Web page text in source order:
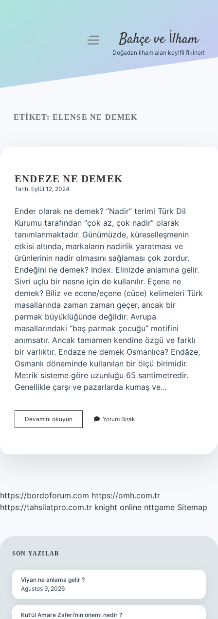
Yasal Uyarı
menüyü
Bahçe ve İlham
Doğadan ilham alan keyifli fikirler!
ETIKET: ELENSE NE DEMEK
ENDEZE NE DEMEK
Tarih: Eylül 12, 2024
Ender olarak ne demek? “Nadir” terimi Türk Dil
Kurumu tarafından “çok az, çok nadir” olarak
tanımlanmaktadır. Günümüzde, küreselleşmenin
etkisi altında, markaların nadirlik yaratması ve
ürünlerinin nadir olmasını sağlaması çok zordur.
Endeğini ne demek? Index: Elinizde anlamına gelir.
Sivri uçlu bir nesne için de kullanılır. Eçene ne
demek? Biliz ve ecene/eçene (cüce) kelimeleri Türk
masallarında zaman zaman geçer, ancak bir
parmak büyüklüğünde değildir. Avrupa
masallarındaki “baş parmak çocuğu” motifini
anımsatır. Ancak tamamen kendine özgü ve farklı
bir varlıktır. Endaze ne demek Osmanlıca? Endâze,
Osmanlı döneminde kullanılan bir ölçü birimidir.
Metrik sisteme göre uzunluğu 65 santimetredir.
Genellikle çarşı ve pazarlarda kumaş ve…
Devamını okuyun
Ne
Yorum Bırak
https://bordoforum.com https://omh.com.tr
https://tahsilatpro.com.tr knight online nttgame Sitemap
SIDEBAR
SON YAZILAR
Viyan ne anlama gelir ?
Ağustos 9, 2026
Kut’ül Amare Zaferi’nin önemi nedir ?